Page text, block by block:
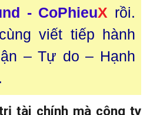
- CoPhieuX rồi.
viết tiếp hành
– Tự do – Hạnh
tài chính mà công ty